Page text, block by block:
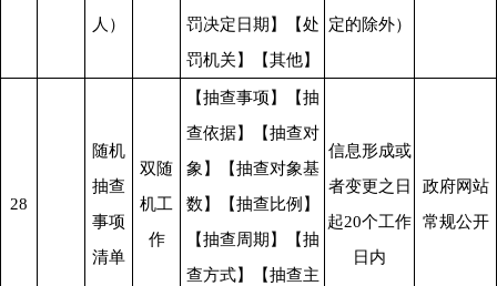
人）
罚决定日期】【处
罚机关】【其他】
定的除外）
28
随机
抽查
事项
清单
双随
机工
作
【抽查事项】【抽
查依据】【抽查对
象】【抽查对象基
数】【抽查比例】
【抽查周期】【抽
查方式】【抽查主
信息形成或
者变更之日
起20个工作
日内
政府网站
常规公开